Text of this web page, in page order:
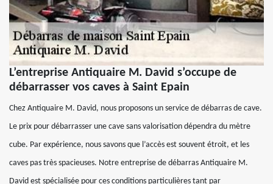
L’entreprise Antiquaire M. David s’occupe de
débarrasser vos caves à Saint Epain
Chez Antiquaire M. David, nous proposons un service de débarras de cave.
Le prix pour débarrasser une cave sans valorisation dépendra du mètre
cube. Par expérience, nous savons que l’accès est souvent étroit, et les
caves pas très spacieuses. Notre entreprise de débarras Antiquaire M.
David est spécialisée pour ces conditions particulières tant par